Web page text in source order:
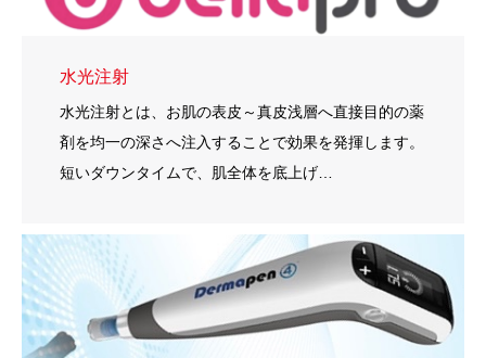
水光注射
水光注射とは、お肌の表皮～真皮浅層へ直接目的の薬
剤を均一の深さへ注入することで効果を発揮します。
短いダウンタイムで、肌全体を底上げ…